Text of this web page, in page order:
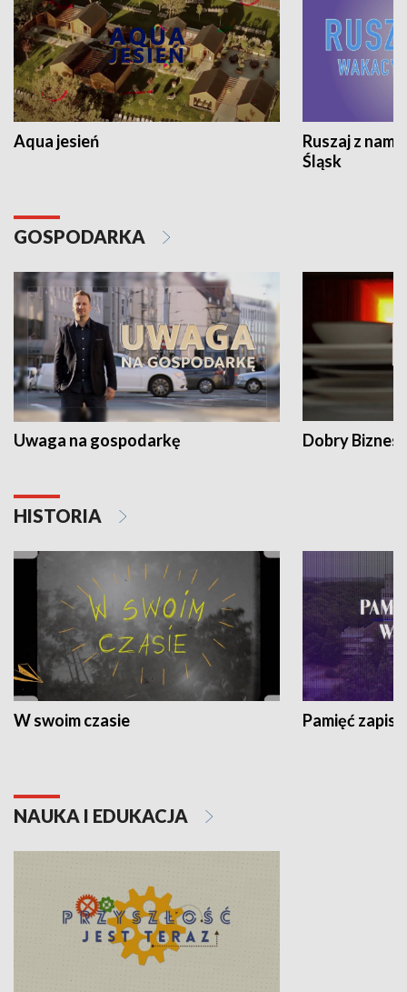
Aqua jesień
Ruszaj z
Śląsk
GOSPODARKA
Uwaga na gospodarkę Dobry Biznes
HISTORIA
W swoim czasie Pamięć
NAUKA I EDUKACJA